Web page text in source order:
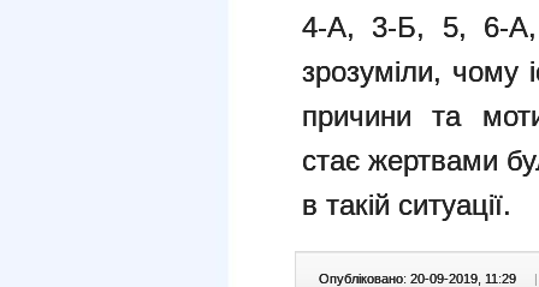
4-А, 3-Б, 5, 6-А,
зрозуміли, чому
причини та
стає жертвами
в такій ситуації.
Опубліковано: 20-09-2019, 11:29 |